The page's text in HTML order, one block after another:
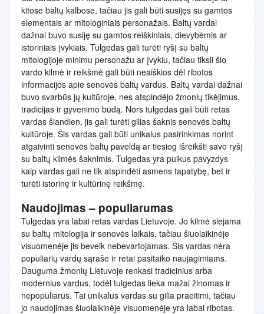
kitose baltų kalbose, tačiau jis gali būti susijęs su gamtos
elementais ar mitologiniais personažais. Baltų vardai
dažnai buvo susiję su gamtos reiškiniais, dievybėmis ar
istoriniais įvykiais. Tulgedas gali turėti ryšį su baltų
mitologijoje minimu personažu ar įvykiu, tačiau tiksli šio
vardo kilmė ir reikšmė gali būti neaiškios dėl ribotos
informacijos apie senovės baltų vardus. Baltų vardai dažnai
buvo svarbūs jų kultūroje, nes atspindėjo žmonių tikėjimus,
tradicijas ir gyvenimo būdą. Nors tulgedas gali būti retas
vardas šiandien, jis gali turėti gilias šaknis senovės baltų
kultūroje. Šis vardas gali būti unikalus pasirinkimas norint
atgaivinti senovės baltų paveldą ar tiesiog išreikšti savo ryšį
su baltų kilmės šaknimis. Tulgedas yra puikus pavyzdys
kaip vardas gali ne tik atspindėti asmens tapatybę, bet ir
turėti istorinę ir kultūrinę reikšmę.
Naudojimas – populiarumas
Tulgedas yra labai retas vardas Lietuvoje. Jo kilmė siejama
su baltų mitologija ir senovės laikais, tačiau šiuolaikinėje
visuomenėje jis beveik nebevartojamas. Šis vardas nėra
populiarių vardų sąraše ir retai pasitaiko naujagimiams.
Dauguma žmonių Lietuvoje renkasi tradicinius arba
modernius vardus, todėl tulgedas lieka mažai žinomas ir
nepopuliarus. Tai unikalus vardas su gilia praeitimi, tačiau
jo naudojimas šiuolaikinėje visuomenėje yra labai ribotas.